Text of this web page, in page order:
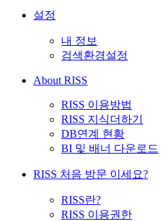
설정
내 정보
검색환경설정
About RISS
RISS 이용방법
RISS 지식더하기
DB연계 현황
BI 및 배너 다운로드
RISS 처음 방문 이세요?
RISS란?
RISS 이용권한